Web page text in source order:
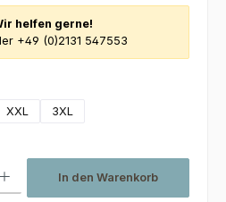
helfen gerne!
+49 (0)2131 547553
XXL 3XL
In den Warenkorb